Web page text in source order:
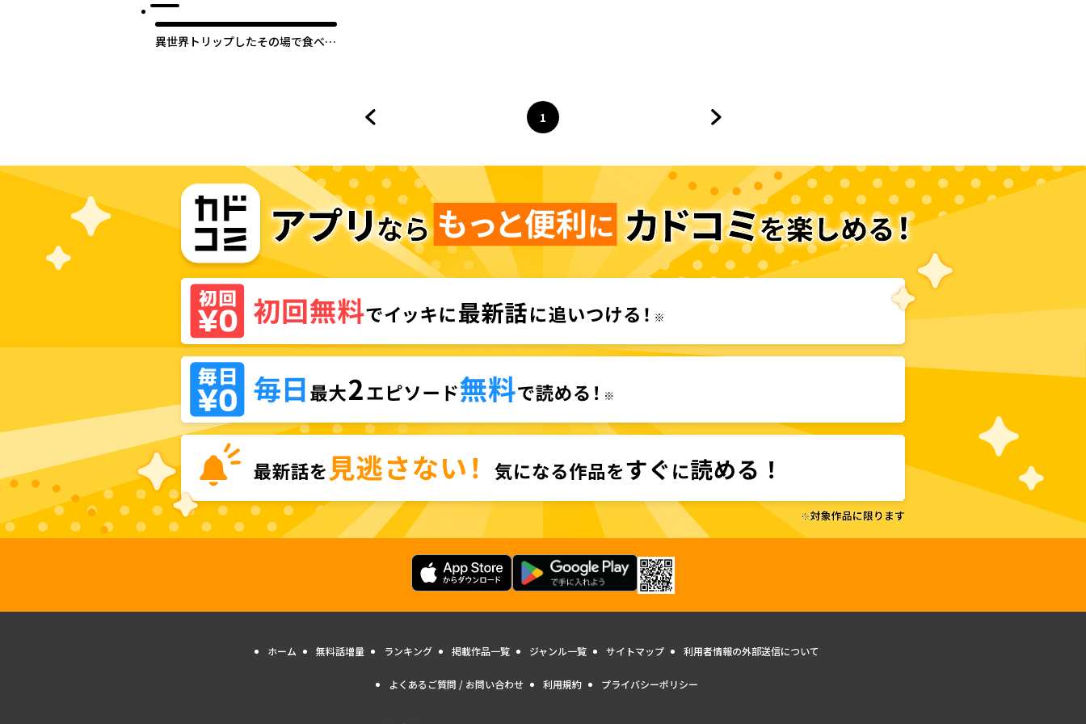
異世界トリップしたその場で食べら
ページ
1
へ
ホーム 無料話増量 ランキング 掲載作品一覧 ジャンル一覧 サイトマップ 利用者情報の外部送信について
よくあるご質問 / お問い合わせ 利用規約 プライバシーポリシー